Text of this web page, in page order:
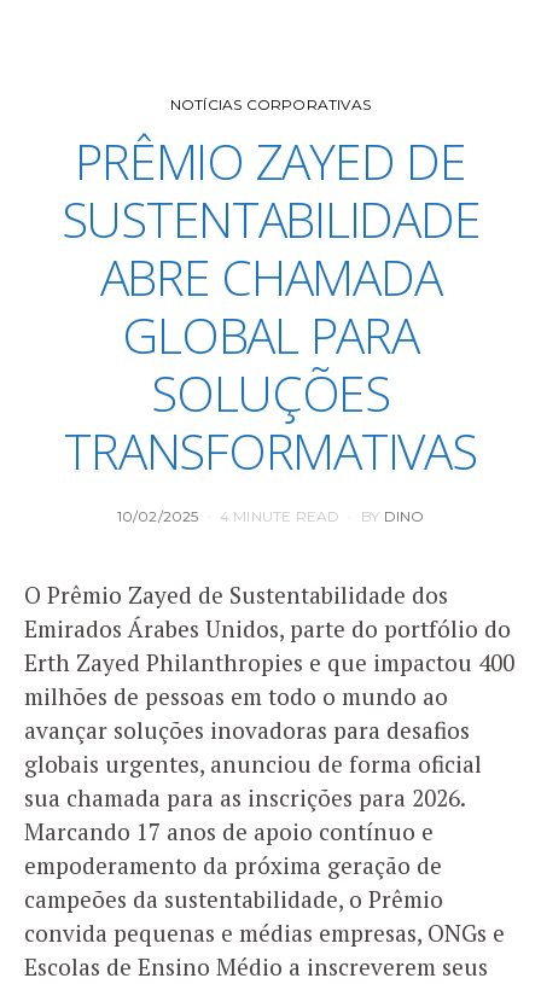
NOTÍCIAS CORPORATIVAS
PRÊMIO ZAYED DE
SUSTENTABILIDADE
ABRE CHAMADA
GLOBAL PARA
SOLUÇÕES
TRANSFORMATIVAS
POSTED
10/02/2025 4 MINUTE READ BY DINO
O Prêmio Zayed de Sustentabilidade dos
Emirados Árabes Unidos, parte do portfólio do
Erth Zayed Philanthropies e que impactou 400
milhões de pessoas em todo o mundo ao
avançar soluções inovadoras para desafios
globais urgentes, anunciou de forma oficial
sua chamada para as inscrições para 2026.
Marcando 17 anos de apoio contínuo e
empoderamento da próxima geração de
campeões da sustentabilidade, o Prêmio
convida pequenas e médias empresas, ONGs e
Escolas de Ensino Médio a inscreverem seus